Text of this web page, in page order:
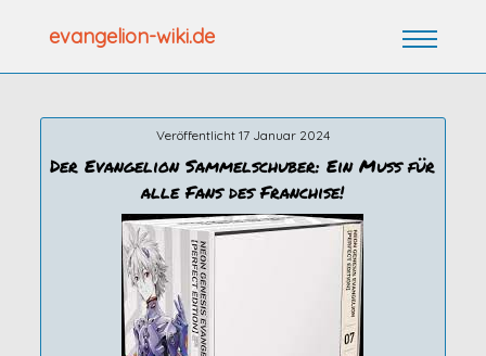
evangelion-wiki.de
Veröffentlicht 17 Januar 2024
Der Evangelion Sammelschuber: Ein Muss für
alle Fans des Franchise!